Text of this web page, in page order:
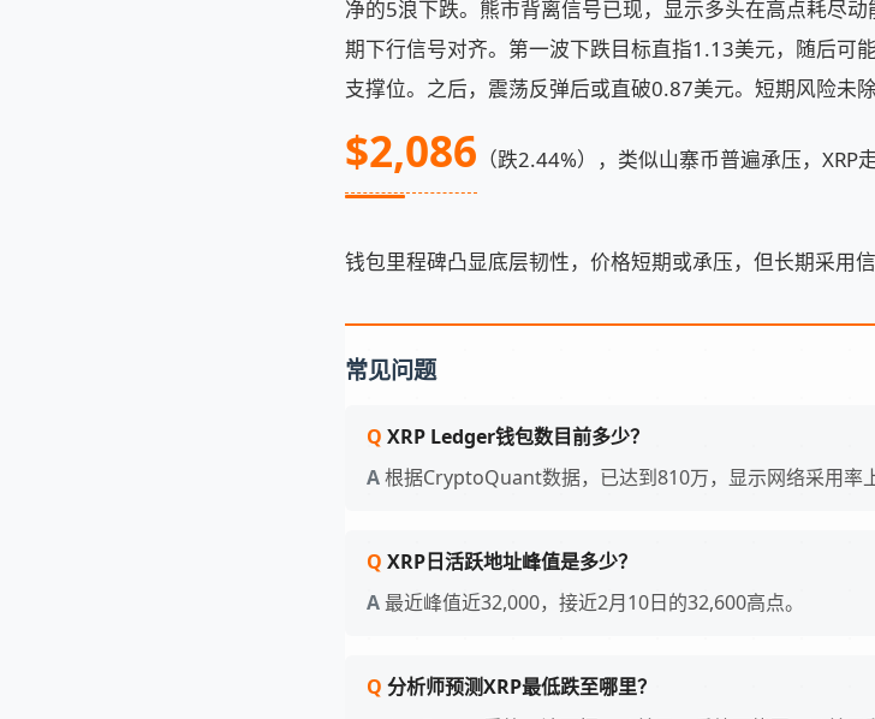
净的5浪下跌。熊市背离信号已现，显示多头在高点耗尽
期下行信号对齐。第一波下跌目标直指1.13美元，随后可
支撑位。之后，震荡反弹后或直破0.87美元。短期风险未
$2,086 （跌2.44%），类似山寨币普遍承压，XRP
钱包里程碑凸显底层韧性，价格短期或承压，但长期采用信
常见问题
XRP Ledger钱包数目前多少？
根据CryptoQuant数据，已达到810万，显示网络采用率
XRP日活跃地址峰值是多少？
最近峰值近32,000，接近2月10日的32,600高点。
分析师预测XRP最低跌至哪里？